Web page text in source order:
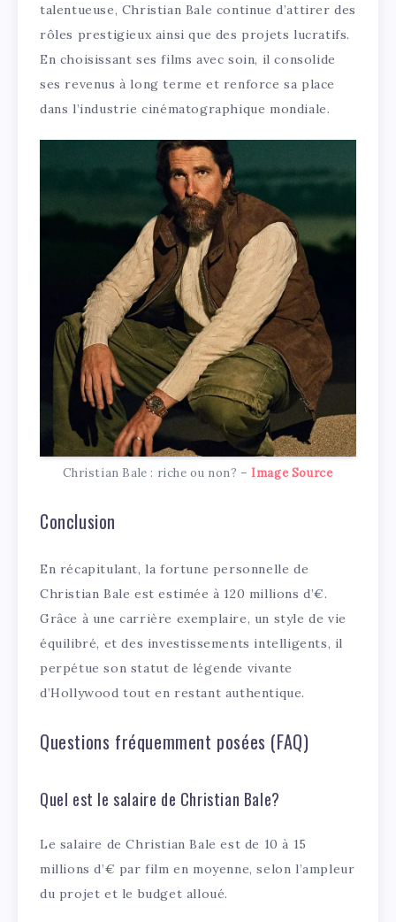
talentueuse, Christian Bale continue d’attirer des
rôles prestigieux ainsi que des projets lucratifs.
En choisissant ses films avec soin, il consolide
ses revenus à long terme et renforce sa place
dans l’industrie cinématographique mondiale.
Christian Bale : riche ou non? – Image Source
Conclusion
En récapitulant, la fortune personnelle de
Christian Bale est estimée à 120 millions d’€.
Grâce à une carrière exemplaire, un style de vie
équilibré, et des investissements intelligents, il
perpétue son statut de légende vivante
d’Hollywood tout en restant authentique.
Questions fréquemment posées (FAQ)
Quel est le salaire de Christian Bale?
Le salaire de Christian Bale est de 10 à 15
millions d’€ par film en moyenne, selon l’ampleur
du projet et le budget alloué.